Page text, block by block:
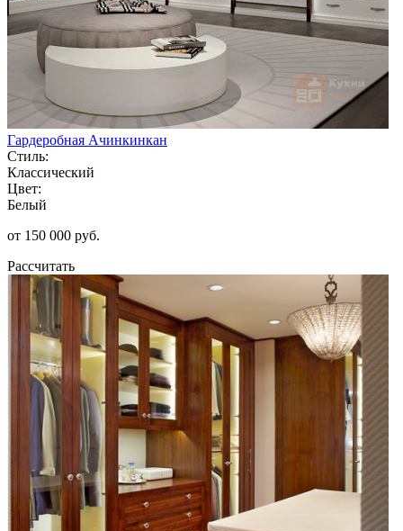
Гардеробная Ачинкинкан
Стиль:
Классический
Цвет:
Белый
от 150 000 руб.
Рассчитать